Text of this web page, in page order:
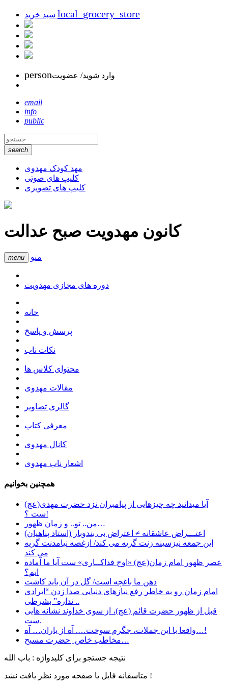
local_grocery_store
personوارد شوید/ عضویت
email
info
public
search
مهد کودک مهدوی
کلیپ های صوتی
کلیپ های تصویری
کانون مهدویت صبح عدالت
menu منو
دوره های مجازی مهدویت
خانه
پرسش و پاسخ
نکات ناب
محتوای کلاس ها
مقالات مهدوی
گالری تصاویر
معرفی کتاب
کانال مهدوی
اشعار ناب مهدوی
همچنین بخوانیم
آیا میدانید چه چیزهایی از پیامبران نزد حضرت مهدی(عج)
ست ؟!
من.. تو.. و زمان ظهور…
اعتـــراض عاشقانه ≠ اعتراض بی بندوبار (استاد پناهیان)
این جمعه نیزسینه زنت گریه می کند/ ازغصه نیامدنت گریه
می کند
عصر ظهور امام زمان(عج) «اوج فداکــاری» ست آيا ما آماده
ايم؟
ﺫﻫﻦ ﻣﺎ ﺑﺎﻏﭽﻪ ﺍﺳﺖ/ ﮔﻞ ﺩﺭ ﺁﻥ ﺑﺎﯾﺪ ﮐﺎﺷﺖ
امام زمان رو به خاطر رفع نیازهای دنیایی صدا زدن “ایرادی
نداره” بشرطی ..
قبل از ظهور حضرت قائم (عج)، از سوی خداوند نشانه هایی
ست.
واقعا با این جملات، جگرم سوخت…. آه از یاران… آه…!
مخاطب خاص ِ حضرت مسیح…
نتیجه جستجو برای کلیدواژه : باب الله
متاسفانه فایل یا صفحه مورد نظر یافت نشد !